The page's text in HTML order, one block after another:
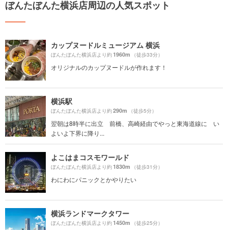
ぼんたぼんた横浜店周辺の人気スポット
カップヌードルミュージアム 横浜
ぼんたぼんた横浜店より約1960m （徒歩33分）
オリジナルのカップヌードルが作れます！
横浜駅
ぼんたぼんた横浜店より約290m （徒歩5分）
翌朝は8時半に出立 前橋、高崎経由でやっと東海道線に い
よいよ下界に降り...
よこはまコスモワールド
ぼんたぼんた横浜店より約1830m （徒歩31分）
わにわにパニックとかやりたい
横浜ランドマークタワー
ぼんたぼんた横浜店より約1450m （徒歩25分）